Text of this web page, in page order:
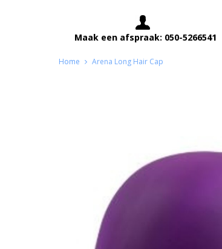
Maak een afspraak: 050-5266541
Home Arena Long Hair Cap